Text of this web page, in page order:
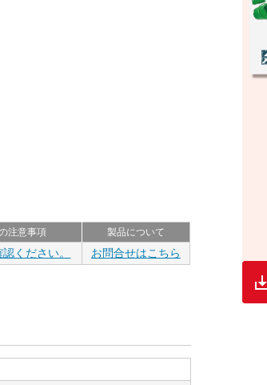
注意事項 製品について
ください。 お問合せはこちら